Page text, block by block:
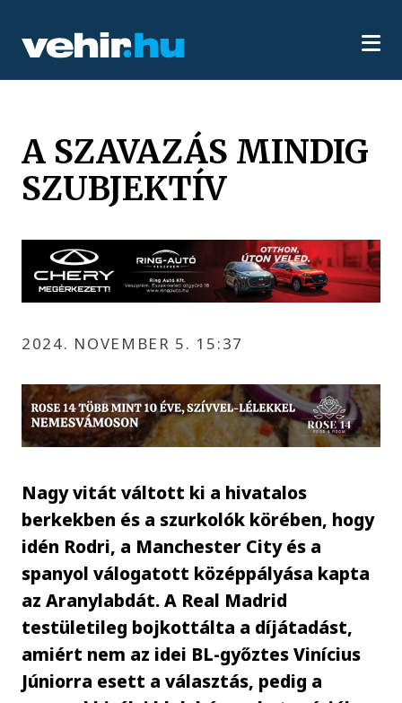
A SZAVAZÁS MINDIG
SZUBJEKTÍV
2024. NOVEMBER 5. 15:37
Nagy vitát váltott ki a hivatalos
berkekben és a szurkolók körében, hogy
idén Rodri, a Manchester City és a
spanyol válogatott középpályása kapta
az Aranylabdát. A Real Madrid
testületileg bojkottálta a díjátadást,
amiért nem az idei BL-győztes Vinícius
Júniorra esett a választás, pedig a